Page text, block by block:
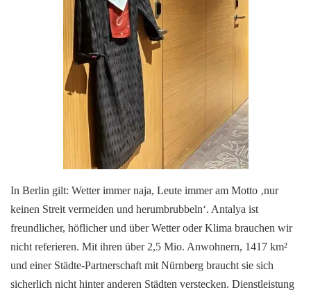
In Berlin gilt: Wetter immer naja, Leute immer am Motto ‚nur
keinen Streit vermeiden und herumbrubbeln‘. Antalya ist
freundlicher, höflicher und über Wetter oder Klima brauchen wir
nicht referieren. Mit ihren über 2,5 Mio. Anwohnern, 1417 km²
und einer Städte-Partnerschaft mit Nürnberg braucht sie sich
sicherlich nicht hinter anderen Städten verstecken. Dienstleistung